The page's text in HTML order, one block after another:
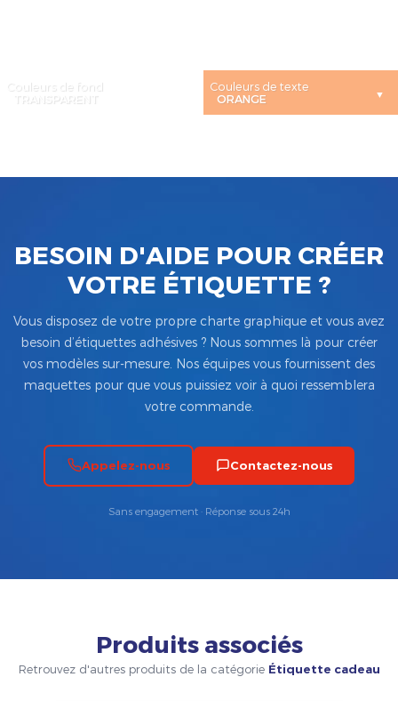
Couleurs de fond Couleurs de texte
BESOIN D'AIDE POUR CRÉER
VOTRE ÉTIQUETTE ?
Vous disposez de votre propre charte graphique et vous avez
besoin d’étiquettes adhésives ? Nous sommes là pour créer
vos modèles sur-mesure. Nos équipes vous fournissent des
maquettes pour que vous puissiez voir à quoi ressemblera
votre commande.
Appelez-nous Contactez-nous
Sans engagement · Réponse sous 24h
Produits associés
Retrouvez d'autres produits de la catégorie Étiquette cadeau